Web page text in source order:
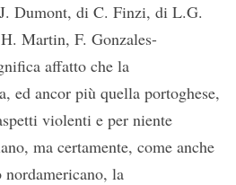
Dumont, di C. Finzi, di L.G.
Martin, F. Gonzales-
affatto che la
ed ancor più quella portoghese,
violenti e per niente
ma certamente, come anche
la